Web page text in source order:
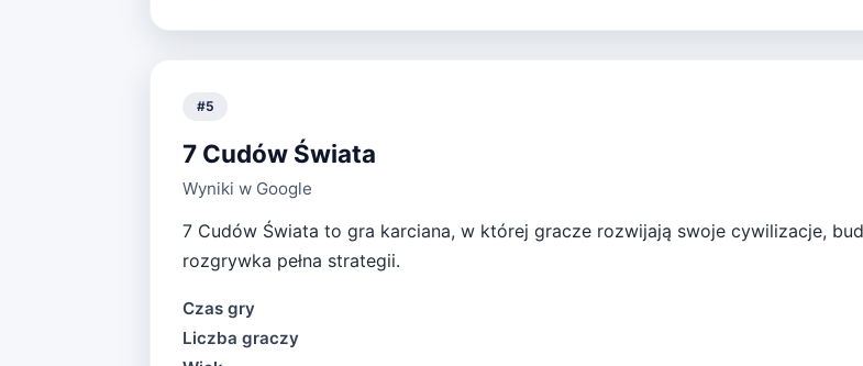
#5
7 Cudów Świata
Wyniki w Google
7 Cudów Świata to gra karciana, w której gracze rozwijają swoje cywilizacje,
rozgrywka pełna strategii.
Czas gry
Liczba graczy